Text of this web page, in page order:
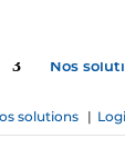
Nos
solutions